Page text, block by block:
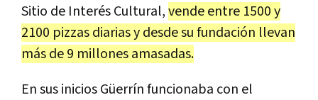
Sitio de Interés Cultural,vende entre 1500 y
2100 pizzas diarias y desde su fundación llevan
más de 9 millones amasadas.
En sus inicios Güerrín funcionaba con el